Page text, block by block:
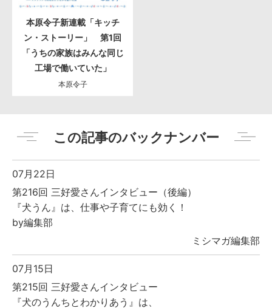
本原令子新連載「キッチ
ン・ストーリー」 第1回
「うちの家族はみんな同じ
工場で働いていた」
本原令子
この記事のバックナンバー
07月22日
第216回 三好愛さんインタビュー（後編）
『犬うん』は、仕事や子育てにも効く！
by編集部
ミシマガ編集部
07月15日
第215回 三好愛さんインタビュー
『犬のうんちとわかりあう』は、